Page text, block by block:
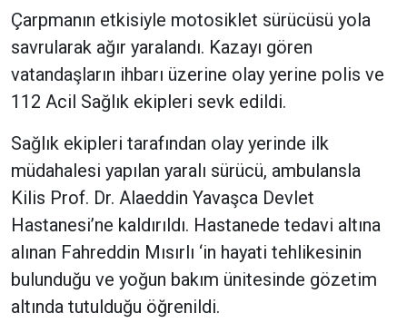
Çarpmanın etkisiyle motosiklet sürücüsü yola
savrularak ağır yaralandı. Kazayı gören
vatandaşların ihbarı üzerine olay yerine polis ve
112 Acil Sağlık ekipleri sevk edildi.
Sağlık ekipleri tarafından olay yerinde ilk
müdahalesi yapılan yaralı sürücü, ambulansla
Kilis Prof. Dr. Alaeddin Yavaşca Devlet
Hastanesi’ne kaldırıldı. Hastanede tedavi altına
alınan Fahreddin Mısırlı ‘in hayati tehlikesinin
bulunduğu ve yoğun bakım ünitesinde gözetim
altında tutulduğu öğrenildi.